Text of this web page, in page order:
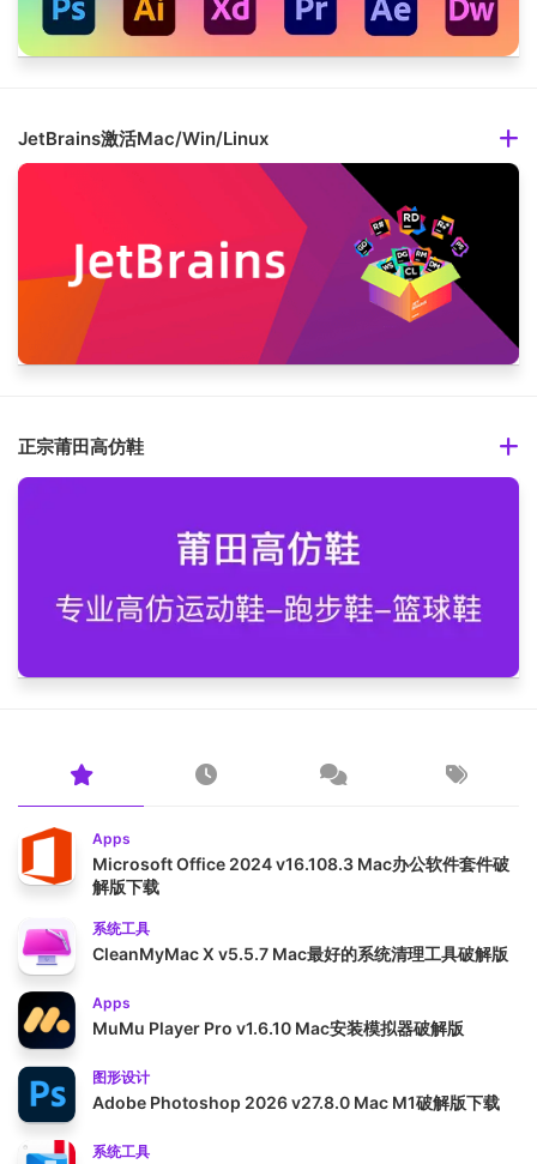
JetBrains激活Mac/Win/Linux
正宗莆田高仿鞋
Apps
Microsoft Office 2024 v16.108.3 Mac办公软件套件破
解版下载
系统工具
CleanMyMac X v5.5.7 Mac最好的系统清理工具破解版
Apps
MuMu Player Pro v1.6.10 Mac安装模拟器破解版
图形设计
Adobe Photoshop 2026 v27.8.0 Mac M1破解版下载
系统工具